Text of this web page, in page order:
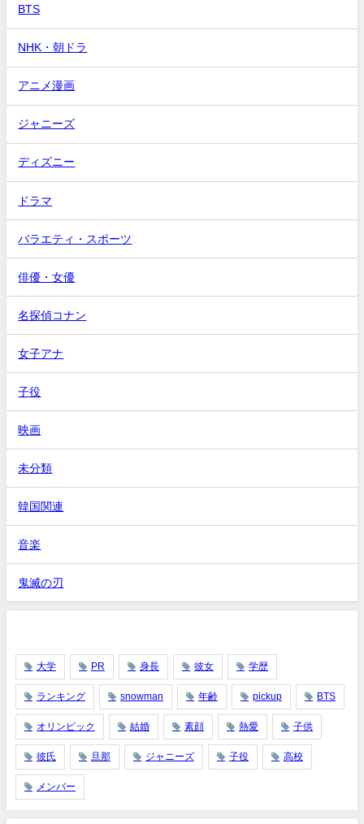
BTS
NHK・朝ドラ
アニメ漫画
ジャニーズ
ディズニー
ドラマ
バラエティ・スポーツ
俳優・女優
名探偵コナン
女子アナ
子役
映画
未分類
韓国関連
音楽
鬼滅の刃
大学 PR 身長 彼女 学歴
ランキング snowman 年齢 pickup BTS
オリンピック 結婚 素顔 熱愛 子供
彼氏 旦那 ジャニーズ 子役 高校
メンバー